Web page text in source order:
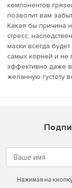
компонентов
позволит вам
Какая бы причина
стресс,
маски всегда
самых корней и не
эффективно даже
желанную густоту
Нажимая на